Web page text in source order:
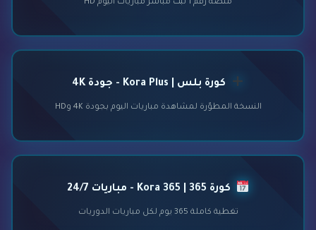
منصة رقم 1 لبث مباشر مباريات اليوم HD
كورة بلس | Kora Plus - جودة 4K
النسخة المطوّرة لمشاهدة مباريات اليوم بجودة 4K وHD
كورة 365 | Kora 365 - مباريات 24/7
تغطية كاملة 365 يوم لكل مباريات الدوريات